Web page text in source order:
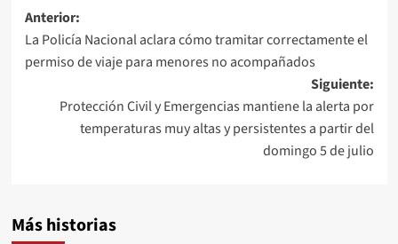
Navegación
de
entradas
Anterior:
La Policía Nacional aclara cómo tramitar correctamente el
permiso de viaje para menores no acompañados
Siguiente:
Protección Civil y Emergencias mantiene la alerta por
temperaturas muy altas y persistentes a partir del
domingo 5 de julio
Más historias